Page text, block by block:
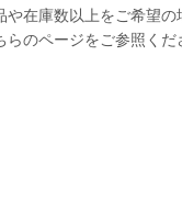
や在庫数以上をご希望の
らのページをご参照く